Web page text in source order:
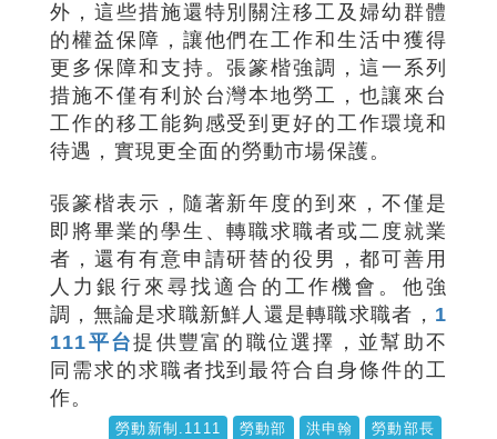
外，這些措施還特別關注移工及婦幼群體
的權益保障，讓他們在工作和生活中獲得
更多保障和支持。張篆楷強調，這一系列
措施不僅有利於台灣本地勞工，也讓來台
工作的移工能夠感受到更好的工作環境和
待遇，實現更全面的勞動市場保護。
張篆楷表示，隨著新年度的到來，不僅是
即將畢業的學生、轉職求職者或二度就業
者，還有有意申請研替的役男，都可善用
人力銀行來尋找適合的工作機會。他強
調，無論是求職新鮮人還是轉職求職者， 1
111平台提供豐富的職位選擇，並幫助不
同需求的求職者找到最符合自身條件的工
作。
勞動部長
洪申翰
勞動部
勞動新制.1111